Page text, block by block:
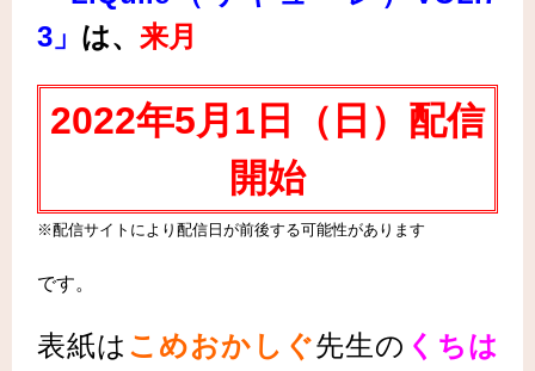
3」 は、 来月
2022年5月1日（日 ）配信
開始
※配信サイトにより配信日が前後する可能性があります
です。
表紙は こめおかしぐ先生の くちは